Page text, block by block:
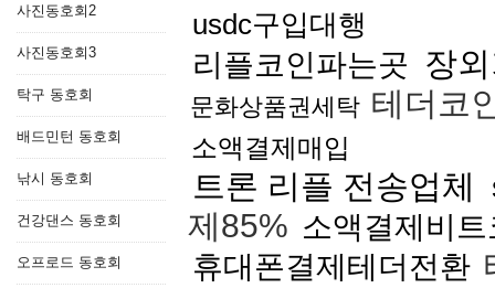
사진동호회2
사진동호회3
탁구 동호회
배드민턴 동호회
낚시 동호회
건강댄스 동호회
오프로드 동호회
usdc구입대행
리플코인파는곳 장
문화상품권세탁 테더코
소액결제매입
트론 리플 전송업체
제85% 소액결제비
휴대폰결제테더전환